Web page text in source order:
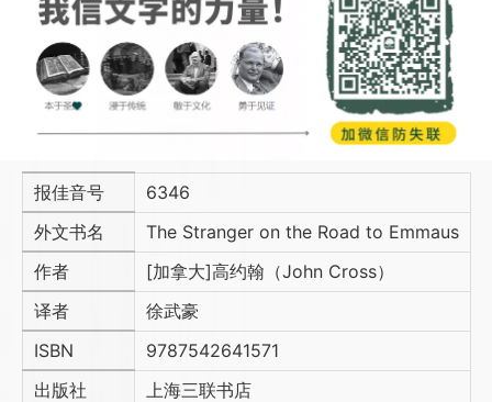
报佳音号
6346
外文书名
The Stranger on the Road to Emmaus
作者
[加拿大]高约翰（John Cross）
译者
徐武豪
ISBN
9787542641571
出版社
上海三联书店